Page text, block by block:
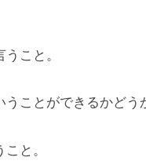
こと。
うことができるかどう
と。